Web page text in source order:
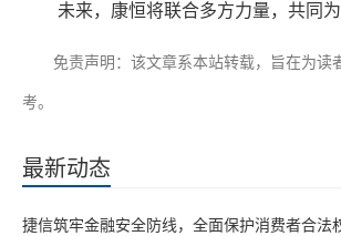
未来，康恒将联合多方力量，共同
免责声明：该文章系本站转载，旨在为
考。
最新动态
捷信筑牢金融安全防线，全面保护消费者合法